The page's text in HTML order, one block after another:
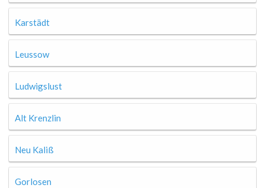
Karstädt
Leussow
Ludwigslust
Alt Krenzlin
Neu Kaliß
Gorlosen